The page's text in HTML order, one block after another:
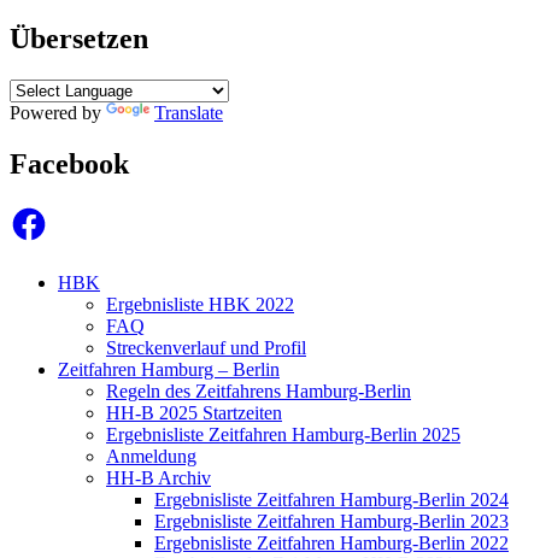
Übersetzen
Powered by Translate
Facebook
Facebook
HBK
Ergebnisliste HBK 2022
FAQ
Streckenverlauf und Profil
Zeitfahren Hamburg – Berlin
Regeln des Zeitfahrens Hamburg-Berlin
HH-B 2025 Startzeiten
Ergebnisliste Zeitfahren Hamburg-Berlin 2025
Anmeldung
HH-B Archiv
Ergebnisliste Zeitfahren Hamburg-Berlin 2024
Ergebnisliste Zeitfahren Hamburg-Berlin 2023
Ergebnisliste Zeitfahren Hamburg-Berlin 2022